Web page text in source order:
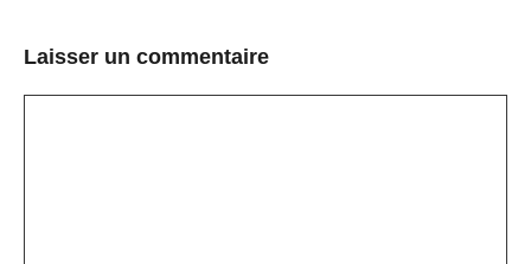
Laisser un commentaire